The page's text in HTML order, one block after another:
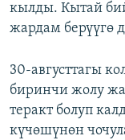
кылды. Кытай
жардам берүүгө
30-августтагы
биринчи жолу
теракт болуп
күчөшүнөн